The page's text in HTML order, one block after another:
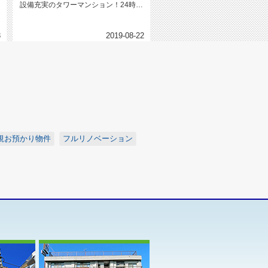
設備充実のタワーマンション！24時間
2019-08-22
お預かり物件 フルリノベーション